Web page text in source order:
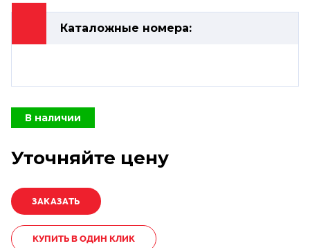
Каталожные номера:
В наличии
Уточняйте цену
КУПИТЬ В ОДИН КЛИК